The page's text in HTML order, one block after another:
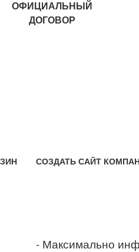
ОФИЦИАЛЬНЫЙ
ДОГОВОР
СОЗДАТЬ САЙТ
- Максимально